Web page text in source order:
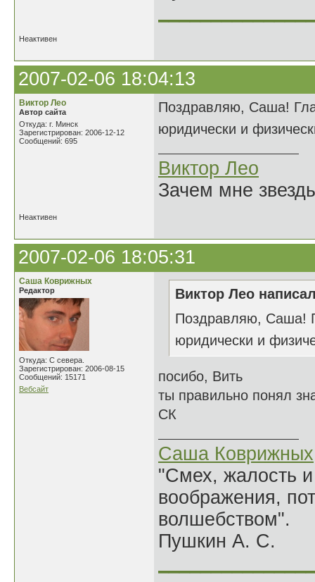
Неактивен
2007-02-06 18:04:13
Виктор Лео
Автор сайта
Откуда: г. Минск
Зарегистрирован: 2006-12-12
Сообщений: 695
Поздравляю, Саша!
юридически и
Виктор Лео
Зачем мне
Неактивен
2007-02-06 18:05:31
Саша Коврижных
Редактор
Откуда: С севера.
Зарегистрирован: 2006-08-15
Сообщений: 15171
Вебсайт
Виктор Лео
Поздравляю, Саша!
юридически и
посибо, Вить
ты правильно понял
СК
Саша Коврижных
"Смех, жалость
воображения,
волшебством".
Пушкин А. С.